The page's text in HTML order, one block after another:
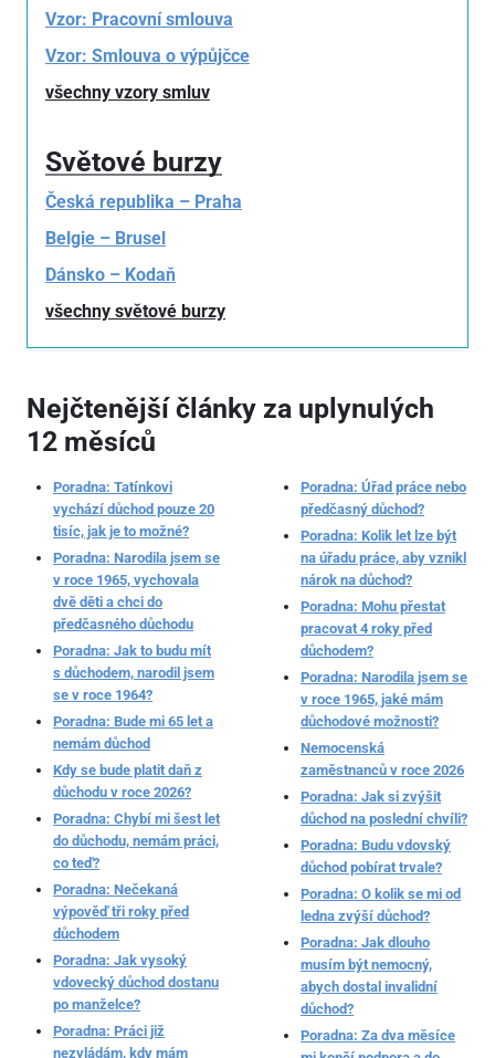
Vzor: Pracovní smlouva
Vzor: Smlouva o výpůjčce
všechny vzory smluv
Světové burzy
Česká republika – Praha
Belgie – Brusel
Dánsko – Kodaň
všechny světové burzy
Nejčtenější články za uplynulých
12 měsíců
Poradna: Tatínkovi
vychází důchod pouze 20
tisíc, jak je to možné?
Poradna: Narodila jsem se
v roce 1965, vychovala
dvě děti a chci do
předčasného důchodu
Poradna: Jak to budu mít
s důchodem, narodil jsem
se v roce 1964?
Poradna: Bude mi 65 let a
nemám důchod
Kdy se bude platit daň z
důchodu v roce 2026?
Poradna: Chybí mi šest let
do důchodu, nemám práci,
co teď?
Poradna: Nečekaná
výpověď tři roky před
důchodem
Poradna: Jak vysoký
vdovecký důchod dostanu
po manželce?
Poradna: Práci již
nezvládám, kdy mám
Poradna: Úřad práce nebo
předčasný důchod?
Poradna: Kolik let lze být
na úřadu práce, aby vznikl
nárok na důchod?
Poradna: Mohu přestat
pracovat 4 roky před
důchodem?
Poradna: Narodila jsem se
v roce 1965, jaké mám
důchodové možnosti?
Nemocenská
zaměstnanců v roce 2026
Poradna: Jak si zvýšit
důchod na poslední chvíli?
Poradna: Budu vdovský
důchod pobírat trvale?
Poradna: O kolik se mi od
ledna zvýší důchod?
Poradna: Jak dlouho
musím být nemocný,
abych dostal invalidní
důchod?
Poradna: Za dva měsíce